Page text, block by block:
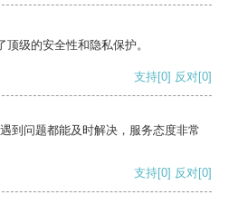
级的安全性和隐私保护。
支持[0] 反对[0]
到问题都能及时解决，服务态度非常
支持[0] 反对[0]